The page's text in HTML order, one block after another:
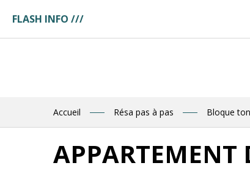
contenu
FLASH INFO ///
Accueil Résa pas à pas Bloque
APPARTEMENT